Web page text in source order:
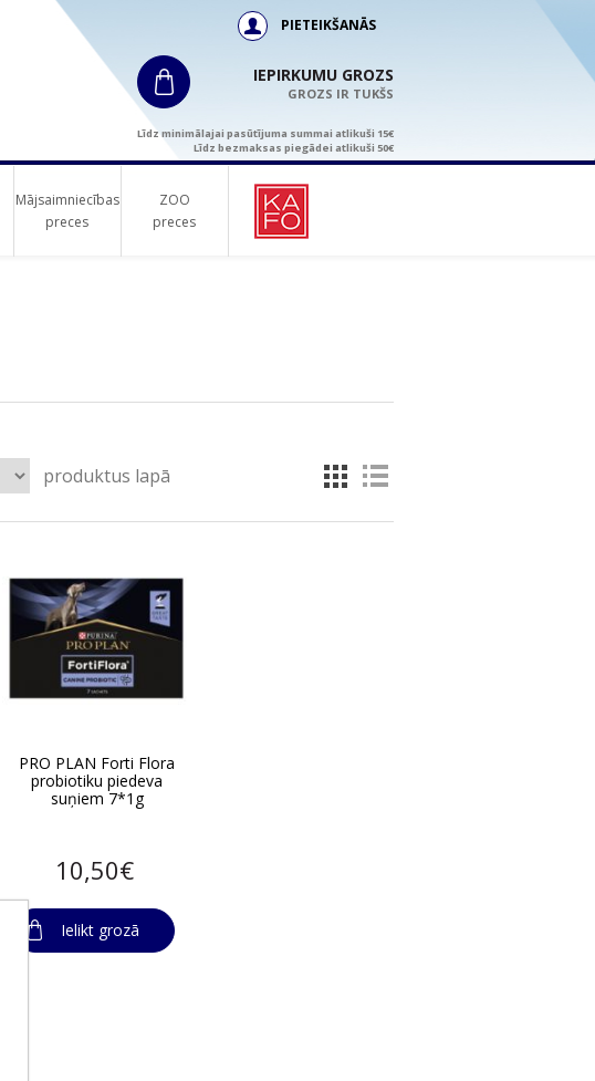
PIETEIKŠANĀS
IEPIRKUMU GROZS
GROZS IR TUKŠS
Līdz minimālajai pasūtījuma summai atlikuši 15€
Līdz bezmaksas piegādei atlikuši 50€
Mājsaimniecības
preces
ZOO
preces
produktus lapā
PRO PLAN Forti Flora
probiotiku piedeva
suņiem 7*1g
10,50€
Ielikt grozā